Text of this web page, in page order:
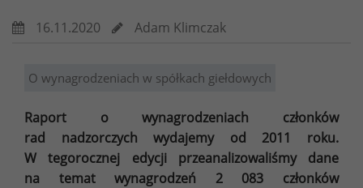
16.11.2020 Adam Klimczak
O wynagrodzeniach w spółkach giełdowych
Raport o wynagrodzeniach członków
rad nadzorczych wydajemy od 2011 roku.
W tegorocznej edycji przeanalizowaliśmy dane
na temat wynagrodzeń 2 083 członków